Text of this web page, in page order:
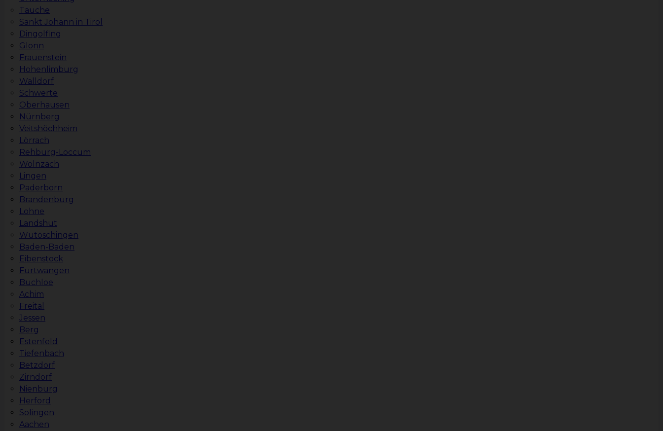
Tauche
Sankt Johann in Tirol
Dingolfing
Glonn
Frauenstein
Hohenlimburg
Walldorf
Schwerte
Oberhausen
Nürnberg
Veitshöchheim
Lörrach
Rehburg-Loccum
Wolnzach
Lingen
Paderborn
Brandenburg
Lohne
Landshut
Wutöschingen
Baden-Baden
Eibenstock
Furtwangen
Buchloe
Achim
Freital
Jessen
Berg
Estenfeld
Tiefenbach
Betzdorf
Zirndorf
Nienburg
Herford
Solingen
Aachen